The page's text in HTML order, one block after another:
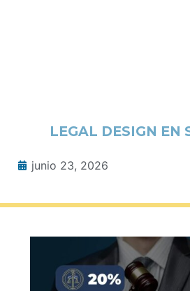
LEGAL DESIGN EN
junio 23, 2026